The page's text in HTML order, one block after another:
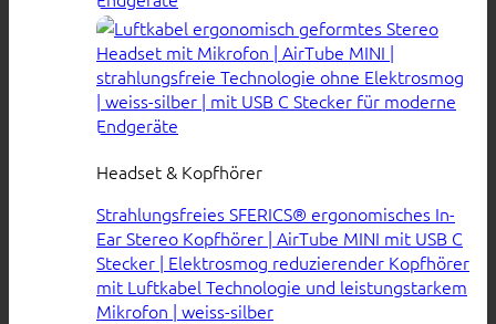
Headset & Kopfhörer
Strahlungsfreies SFERICS® ergonomisches In-
Ear Stereo Kopfhörer | AirTube MINI mit USB C
Stecker | Elektrosmog reduzierender Kopfhörer
mit Luftkabel Technologie und leistungstarkem
Mikrofon | weiss-silber